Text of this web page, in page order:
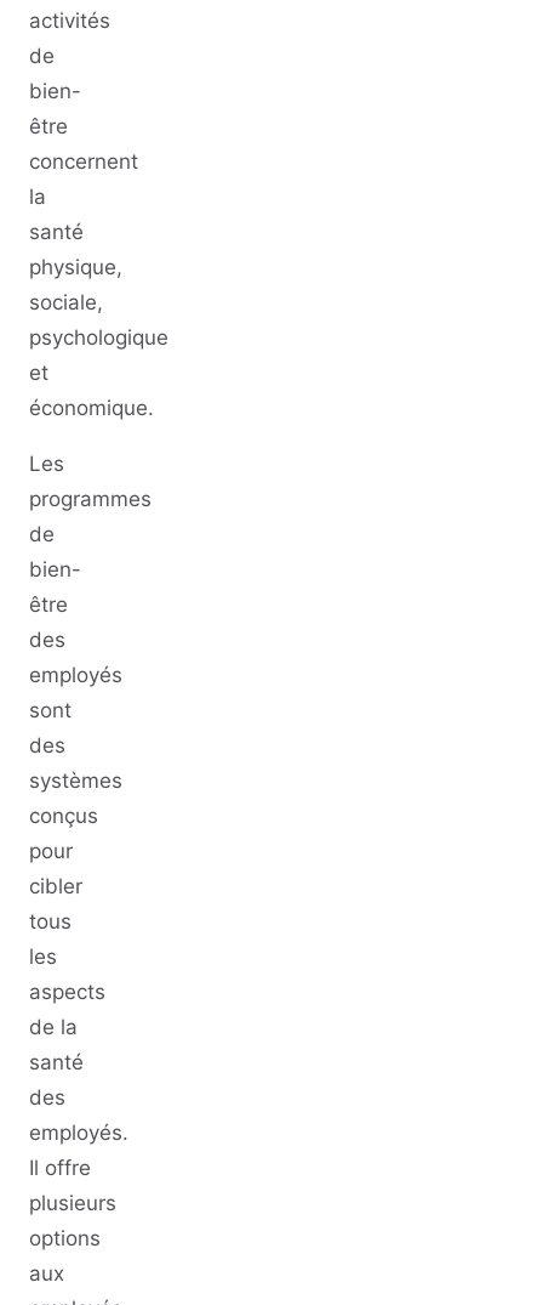
activités
de
bien-
être
concernent
la
santé
physique,
sociale,
psychologique
et
économique.
Les
programmes
de
bien-
être
des
employés
sont
des
systèmes
conçus
pour
cibler
tous
les
aspects
de la
santé
des
employés.
Il offre
plusieurs
options
aux